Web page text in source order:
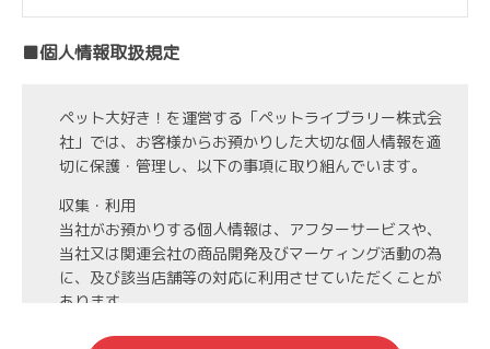
■個人情報取扱規定
ペット大好き！を運営する「ペットライブラリー株式会
社」では、お客様からお預かりした大切な個人情報を適
切に保護・管理し、以下の事項に取り組んでいます。
収集・利用
当社がお預かりする個人情報は、アフターサービスや、
当社又は関連会社の商品開発及びマーケィング活動の為
に、及び該当店舗等の対応に利用させていただくことが
あります。
第3者への開示・委託先の管理